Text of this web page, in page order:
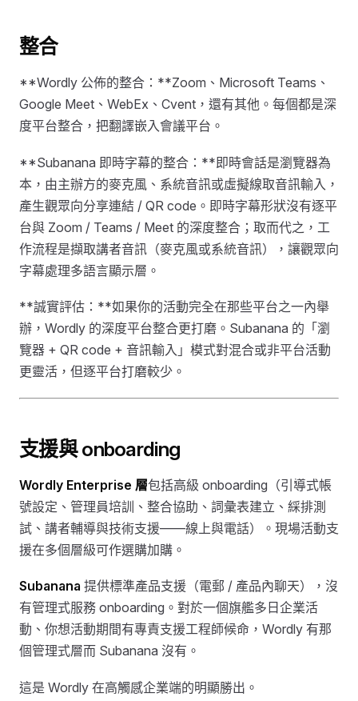
整合
**Wordly 公佈的整合：**Zoom、Microsoft Teams、
Google Meet、WebEx、Cvent，還有其他。每個都是深
度平台整合，把翻譯嵌入會議平台。
**Subanana 即時字幕的整合：**即時會話是瀏覽器為
本，由主辦方的麥克風、系統音訊或虛擬線取音訊輸入，
產生觀眾向分享連結 / QR code。即時字幕形狀沒有逐平
台與 Zoom / Teams / Meet 的深度整合；取而代之，工
作流程是擷取講者音訊（麥克風或系統音訊），讓觀眾向
字幕處理多語言顯示層。
**誠實評估：**如果你的活動完全在那些平台之一內舉
辦，Wordly 的深度平台整合更打磨。Subanana 的「瀏
覽器 + QR code + 音訊輸入」模式對混合或非平台活動
更靈活，但逐平台打磨較少。
支援與 onboarding
Wordly Enterprise 層包括高級 onboarding（引導式帳
號設定、管理員培訓、整合協助、詞彙表建立、綵排測
試、講者輔導與技術支援——線上與電話）。現場活動支
援在多個層級可作選購加購。
Subanana 提供標準產品支援（電郵 / 產品內聊天），沒
有管理式服務 onboarding。對於一個旗艦多日企業活
動、你想活動期間有專責支援工程師候命，Wordly 有那
個管理式層而 Subanana 沒有。
這是 Wordly 在高觸感企業端的明顯勝出。